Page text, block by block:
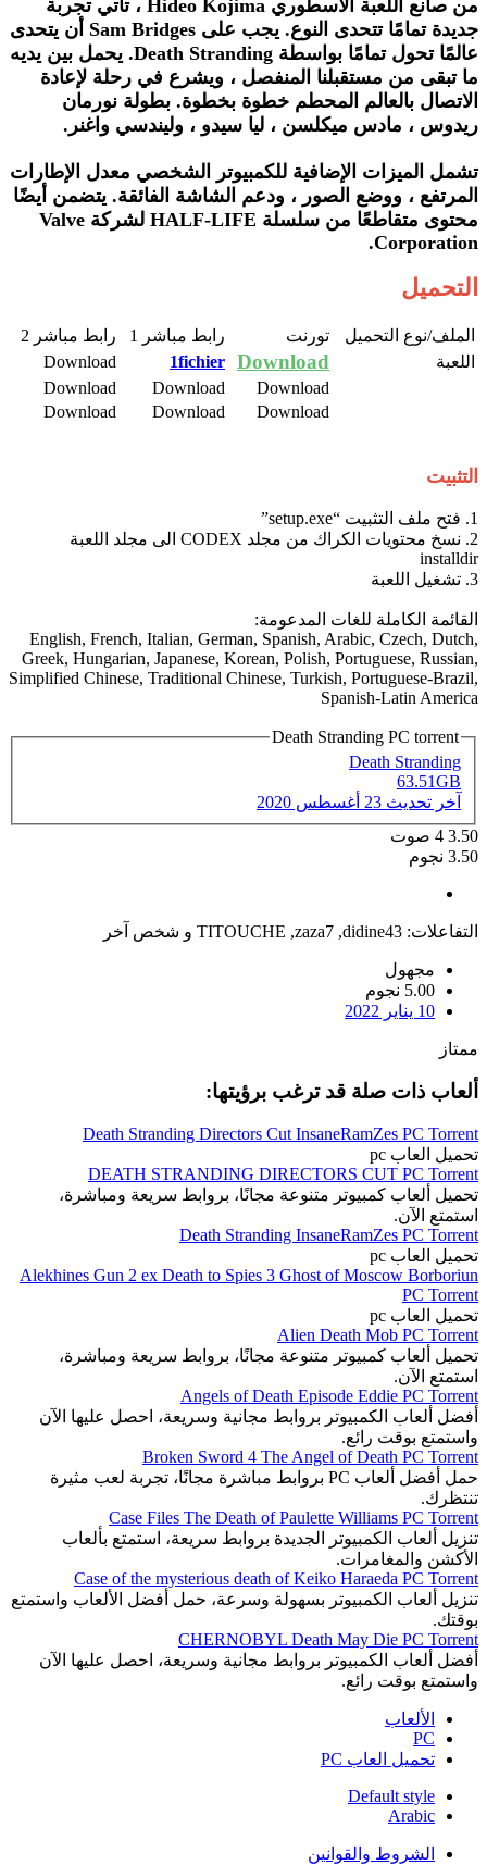
من صانع اللعبة الأسطوري Hideo Kojima ، تأتي تجربة
جديدة تمامًا تتحدى النوع. يجب على Sam Bridges أن يتحدى
عالمًا تحول تمامًا بواسطة Death Stranding. يحمل بين يديه
ما تبقى من مستقبلنا المنفصل ، ويشرع في رحلة لإعادة
الاتصال بالعالم المحطم خطوة بخطوة. بطولة نورمان
ريدوس ، مادس ميكلسن ، ليا سيدو ، وليندسي واغنر.
تشمل الميزات الإضافية للكمبيوتر الشخصي معدل الإطارات
المرتفع ، ووضع الصور ، ودعم الشاشة الفائقة. يتضمن أيضًا
محتوى متقاطعًا من سلسلة HALF-LIFE لشركة Valve
Corporation.
التحميل
الملف/نوع التحميل​ تورنت​ رابط مباشر 1​
رابط مباشر 2​
اللعبة​
Download
1fichier
Download​
Download
Download
Download​
Download​
Download​
Download​
التثبيت
1. فتح ملف التثبيت “setup.exe”
2. نسخ محتويات الكراك من مجلد CODEX الى مجلد اللعبة
installdir
3. تشغيل اللعبة
القائمة الكاملة للغات المدعومة:
English, French, Italian, German, Spanish, Arabic, Czech, Dutch,
Greek, Hungarian, Japanese, Korean, Polish, Portuguese, Russian,
Simplified Chinese, Traditional Chinese, Turkish, Portuguese-Brazil,
Spanish-Latin America
Death Stranding PC torrent
Death Stranding
63.51GB
آخر تحديث 23 أغسطس 2020
3.50
4 صوت
3.50 نجوم
التفاعلات: didine43
,
zaza7
,
TITOUCHE و شخص آخر
مجهول
5.00 نجوم
10 يناير 2022
ممتاز
ألعاب ذات صلة قد ترغب برؤيتها:
Death Stranding Directors Cut InsaneRamZes PC Torrent
تحميل العاب pc
DEATH STRANDING DIRECTORS CUT PC Torrent
تحميل ألعاب كمبيوتر متنوعة مجانًا، بروابط سريعة ومباشرة،
استمتع الآن.
Death Stranding InsaneRamZes PC Torrent
تحميل العاب pc
Alekhines Gun 2 ex Death to Spies 3 Ghost of Moscow Borboriun
PC Torrent
تحميل العاب pc
Alien Death Mob PC Torrent
تحميل ألعاب كمبيوتر متنوعة مجانًا، بروابط سريعة ومباشرة،
استمتع الآن.
Angels of Death Episode Eddie PC Torrent
أفضل ألعاب الكمبيوتر بروابط مجانية وسريعة، احصل عليها الآن
واستمتع بوقت رائع.
Broken Sword 4 The Angel of Death PC Torrent
حمل أفضل ألعاب PC بروابط مباشرة مجانًا، تجربة لعب مثيرة
تنتظرك.
Case Files The Death of Paulette Williams PC Torrent
تنزيل ألعاب الكمبيوتر الجديدة بروابط سريعة، استمتع بألعاب
الأكشن والمغامرات.
Case of the mysterious death of Keiko Haraeda PC Torrent
تنزيل ألعاب الكمبيوتر بسهولة وسرعة، حمل أفضل الألعاب واستمتع
بوقتك.
CHERNOBYL Death May Die PC Torrent
أفضل ألعاب الكمبيوتر بروابط مجانية وسريعة، احصل عليها الآن
واستمتع بوقت رائع.
الألعاب
PC
تحميل العاب PC
Default style
Arabic
الشروط والقوانين